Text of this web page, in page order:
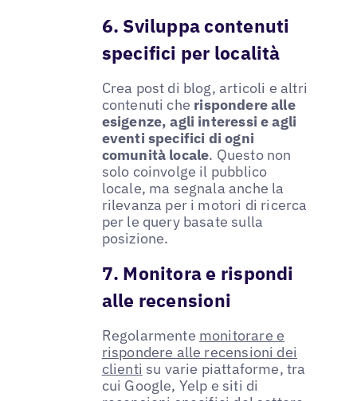
6. Sviluppa contenuti
specifici per località
Crea post di blog, articoli e altri
contenuti che rispondere alle
esigenze, agli interessi e agli
eventi specifici di ogni
comunità locale. Questo non
solo coinvolge il pubblico
locale, ma segnala anche la
rilevanza per i motori di ricerca
per le query basate sulla
posizione.
7. Monitora e rispondi
alle recensioni
Regolarmente monitorare e
rispondere alle recensioni dei
clienti su varie piattaforme, tra
cui Google, Yelp e siti di